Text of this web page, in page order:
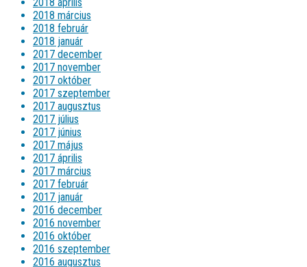
2018 március
2018 február
2018 január
2017 december
2017 november
2017 október
2017 szeptember
2017 augusztus
2017 július
2017 június
2017 május
2017 április
2017 március
2017 február
2017 január
2016 december
2016 november
2016 október
2016 szeptember
2016 augusztus